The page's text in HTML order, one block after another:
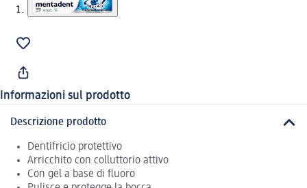
Informazioni sul prodotto
Descrizione prodotto
Dentifricio protettivo
Arricchito con colluttorio attivo
Con gel a base di fluoro